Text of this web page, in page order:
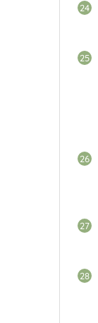
24
25
26
27
28